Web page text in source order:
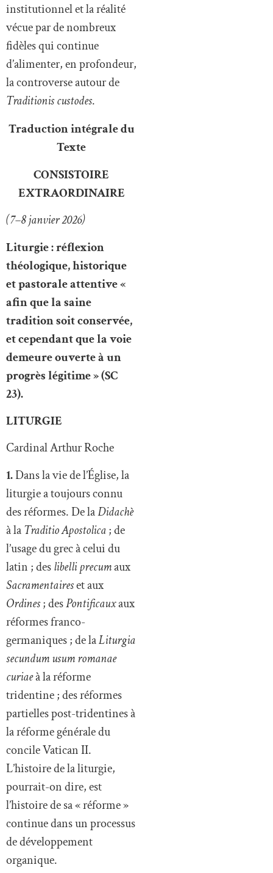
institutionnel et la réalité
vécue par de nombreux
fidèles qui continue
d’alimenter, en profondeur,
la controverse autour de
Traditionis custodes.
Traduction intégrale du
Texte
CONSISTOIRE
EXTRAORDINAIRE
(7–8 janvier 2026)
Liturgie : réflexion
théologique, historique
et pastorale attentive «
afin que la saine
tradition soit conservée,
et cependant que la voie
demeure ouverte à un
progrès légitime » (SC
23).
LITURGIE
Cardinal Arthur Roche
1.Dans la vie de l’Église, la
liturgie a toujours connu
des réformes. De laDidachè
à laTraditio Apostolica; de
l’usage du grec à celui du
latin ; deslibelli precumaux
Sacramentaireset aux
Ordines; desPontificauxaux
réformes franco-
germaniques ; de laLiturgia
secundum usum romanae
curiaeà la réforme
tridentine ; des réformes
partielles post-tridentines à
la réforme générale du
concile Vatican II.
L’histoire de la liturgie,
pourrait-on dire, est
l’histoire de sa « réforme »
continue dans un processus
de développement
organique.